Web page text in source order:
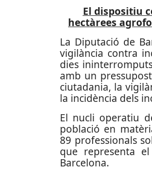
El dispositiu
hectàrees
La Diputació de
vigilància contra
dies
amb un
ciutadania, la
la incidència dels
El nucli operatiu
població en
89 professionals
que representa
Barcelona.